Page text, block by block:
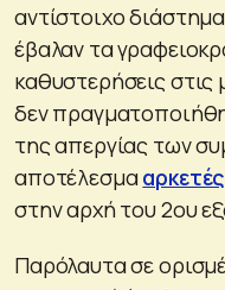
αντίστοιχο
έβαλαν τα
καθυστερήσεις
δεν
της απεργίας των
αποτέλεσμα
στην αρχή του 2ου
Παρόλαυτα σε